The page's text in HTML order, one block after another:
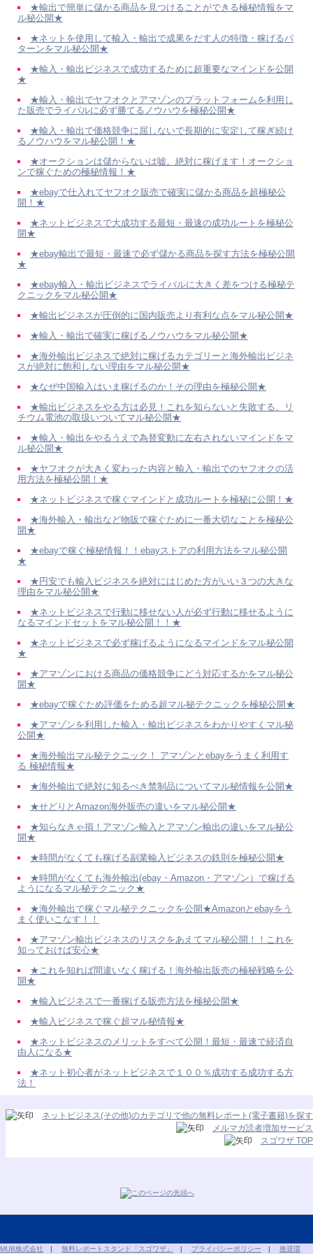
★輸出で簡単に儲かる商品を見つけることができる極秘情報をマ
ル秘公開★
★ネットを使用して輸入・輸出で成果をだす人の特徴・稼げるパ
ターンをマル秘公開★
★輸入・輸出ビジネスで成功するために超重要なマインドを公開
★
★輸入・輸出でヤフオクとアマゾンのプラットフォームを利用し
た販売でライバルに必ず勝てるノウハウを極秘公開★
★輸入・輸出で価格競争に屈しないで長期的に安定して稼ぎ続け
るノウハウをマル秘公開！★
★オークションは儲からないは嘘。絶対に稼げます！オークショ
ンで稼ぐための極秘情報！★
★ebayで仕入れてヤフオク販売で確実に儲かる商品を超極秘公
開！★
★ネットビジネスで大成功する最短・最速の成功ルートを極秘公
開★
★ebay輸出で最短・最速で必ず儲かる商品を探す方法を極秘公開
★
★ebay輸入・輸出ビジネスでライバルに大きく差をつける極秘テ
クニックをマル秘公開★
★輸出ビジネスが圧倒的に国内販売より有利な点をマル秘公開★
★輸入・輸出で確実に稼げるノウハウをマル秘公開★
★海外輸出ビジネスで絶対に稼げるカテゴリーと海外輸出ビジネ
スが絶対に飽和しない理由をマル秘公開★
★なぜ中国輸入はいま稼げるのか！その理由を極秘公開★
★輸出ビジネスをやる方は必見！これを知らないと失敗する、リ
チウム電池の取扱いついてマル秘公開★
★輸入・輸出をやるうえで為替変動に左右されないマインドをマ
ル秘公開★
★ヤフオクが大きく変わった内容と輸入・輸出でのヤフオクの活
用方法を極秘公開！★
★ネットビジネスで稼ぐマインドと成功ルートを極秘に公開！★
★海外輸入・輸出など物販で稼ぐために一番大切なことを極秘公
開★
★ebayで稼ぐ極秘情報！！ebayストアの利用方法をマル秘公開
★
★円安でも輸入ビジネスを絶対にはじめた方がいい３つの大きな
理由をマル秘公開★
★ネットビジネスで行動に移せない人が必ず行動に移せるように
なるマインドセットをマル秘公開！！★
★ネットビジネスで必ず稼げるようになるマインドをマル秘公開
★
★アマゾンにおける商品の価格競争にどう対応するかをマル秘公
開★
★ebayで稼ぐため評価をためる超マル秘テクニックを極秘公開★
★アマゾンを利用した輸入・輸出ビジネスをわかりやすくマル秘
公開★
★海外輸出マル秘テクニック！ アマゾンとebayをうまく利用す
る 極秘情報★
★海外輸出で絶対に知るべき禁制品についてマル秘情報を公開★
★せどりとAmazon海外販売の違いをマル秘公開★
★知らなきゃ損！アマゾン輸入とアマゾン輸出の違いをマル秘公
開★
★時間がなくても稼げる副業輸入ビジネスの鉄則を極秘公開★
★時間がなくても海外輸出(ebay・Amazon・アマゾン）で稼げる
ようになるマル秘テクニック★
★海外輸出で稼ぐマル秘テクニックを公開★Amazonとebayをう
まく使いこなす！！
★アマゾン輸出ビジネスのリスクをあえてマル秘公開！！これを
知っておけば安心★
★これを知れば間違いなく稼げる！海外輸出販売の極秘戦略を公
開★
★輸入ビジネスで一番稼げる販売方法を極秘公開★
★輸入ビジネスで稼ぐ超マル秘情報★
★ネットビジネスのメリットをすべて公開！最短・最速で経済自
由人になる★
★ネット初心者がネットビジネスで１００％成功する成功する方
法！
ネットビジネス(その他)のカテゴリで他の無料レポート(電子書籍)を探す
メルマガ読者増加サービス
スゴワザ TOP
MUB株式会社 | 無料レポートスタンド「スゴワザ」 | プライバシーポリシー | 推奨環